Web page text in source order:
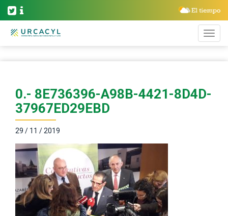
0.- 8E736396-A98B-4421-8D4D-
37967ED29EBD
29 / 11 / 2019